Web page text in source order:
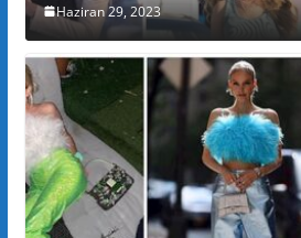
Haziran 29, 2023